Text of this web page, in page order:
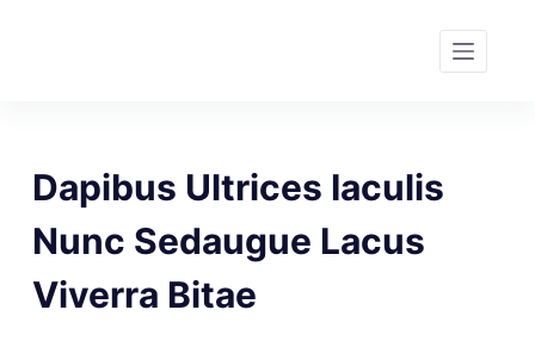
c
Dapibus Ultrices Iaculis
Nunc Sedaugue Lacus
Viverra Bitae